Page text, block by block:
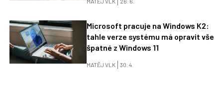
Microsoft pracuje na Windows K2:
tahle verze systému má opravit vše
špatné z Windows 11
MATĚJ VLK 30. 4.